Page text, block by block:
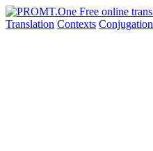
Translation Contexts Conjugation